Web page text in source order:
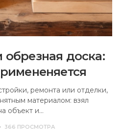
обрезная доска:
ремонта или отделки,
материалом: взял
объект и…
366 ПРОСМОТРА